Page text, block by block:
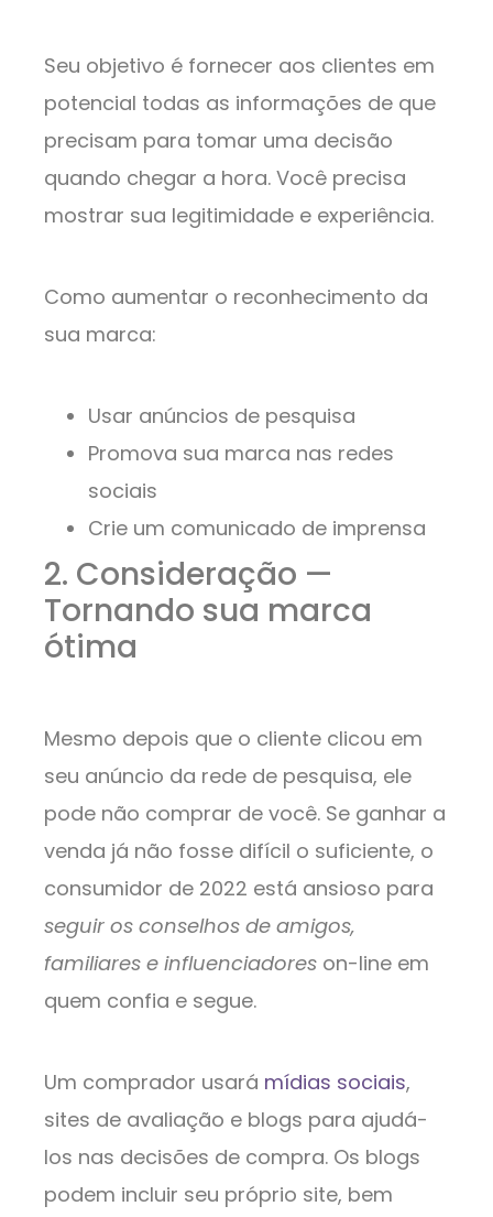
Seu objetivo é fornecer aos clientes em
potencial todas as informações de que
precisam para tomar uma decisão
quando chegar a hora. Você precisa
mostrar sua legitimidade e experiência.
Como aumentar o reconhecimento da
sua marca:
Usar anúncios de pesquisa
Promova sua marca nas redes
sociais
Crie um comunicado de imprensa
2. Consideração —
Tornando sua marca
ótima
Mesmo depois que o cliente clicou em
seu anúncio da rede de pesquisa, ele
pode não comprar de você. Se ganhar a
venda já não fosse difícil o suficiente, o
consumidor de 2022 está ansioso para
seguir os conselhos de amigos,
familiares e influenciadores on-line em
quem confia e segue.
Um comprador usará mídias sociais,
sites de avaliação e blogs para ajudá-
los nas decisões de compra. Os blogs
podem incluir seu próprio site, bem